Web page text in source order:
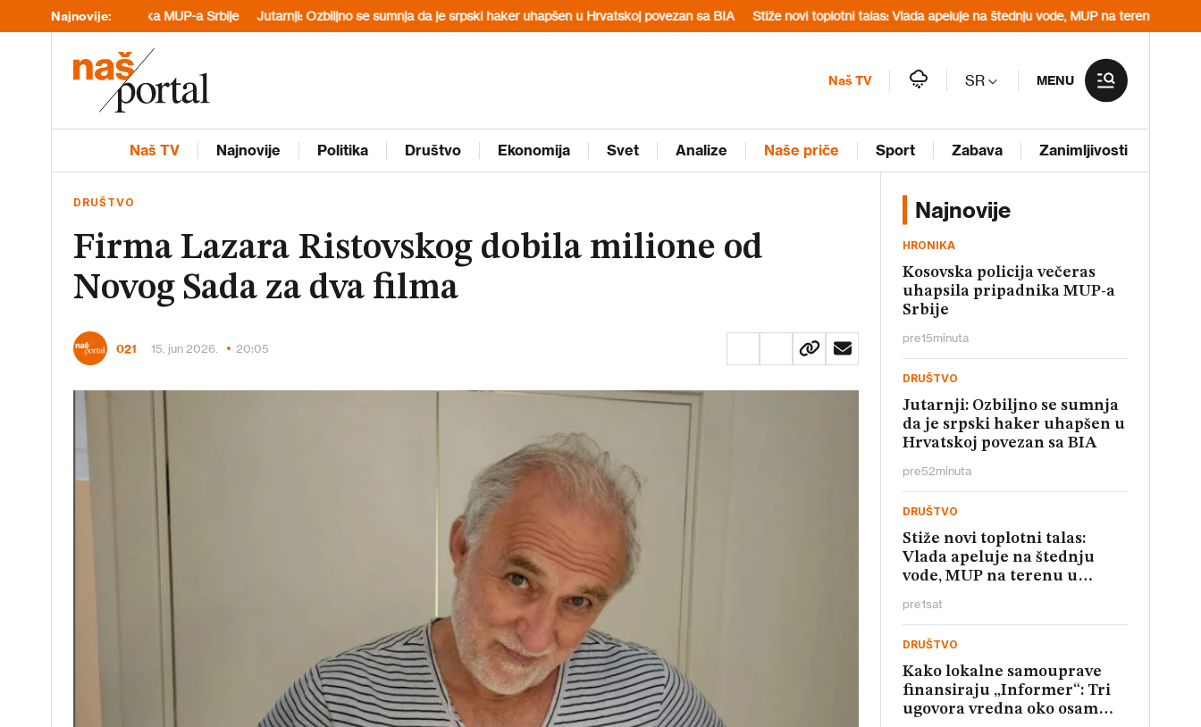
Najnovije:
pripadnika MUP-a Srbije Jutarnji: Ozbiljno se sumnja da je srpski haker uhapšen u Hrvatskoj povezan sa BIA Stiže novi toplotni talas: Vlada apeluje na štednju vode, MUP na terenu u Vojvodini
Naš TV SR MENU
Naš TV Najnovije Politika Društvo Ekonomija Svet Analize Naše priče Sport Zabava Zanimljivosti
DRUŠTVO
Firma Lazara Ristovskog dobila milione od
Novog Sada za dva filma
021 15. jun 2026. 20:05
Najnovije
HRONIKA
Kosovska policija večeras
uhapsila pripadnika MUP-a
Srbije
pre15minuta
DRUŠTVO
Jutarnji: Ozbiljno se sumnja
da je srpski haker uhapšen u
Hrvatskoj povezan sa BIA
pre52minuta
DRUŠTVO
Stiže novi toplotni talas:
Vlada apeluje na štednju
vode, MUP na terenu u
pre1sat
DRUŠTVO
Kako lokalne samouprave
finansiraju „Informer“: Tri
ugovora vredna oko osam